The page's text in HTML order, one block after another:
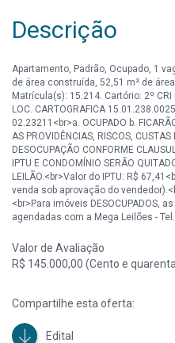
Descrição
Apartamento, Padrão, Ocupado, 1
de área construída, 52,51 m² de
Matrícula(s): 15.214. Cartório: 2º
LOC. CARTOGRAFICA
02.23211<br>a. OCUPADO b.
AS PROVIDÊNCIAS, RISCOS, CUSTAS
DESOCUPAÇÃO CONFORME
IPTU E CONDOMÍNIO SERÃO
LEILÃO.<br>Valor do IPTU: R$
venda sob aprovação do
<br>Para imóveis DESOCUPADOS,
agendadas com a Mega Leilões -
Valor de Avaliação
R$ 145.000,00 (Cento e
Compartilhe esta oferta:
Edital